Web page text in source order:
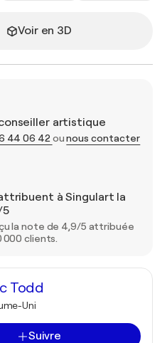
Voir en 3D
artistique
44 06 42 ounous contacter
à Singulart la
5
la note de 4,9/5 attribuée
000 clients.
Todd
Uni
Suivre